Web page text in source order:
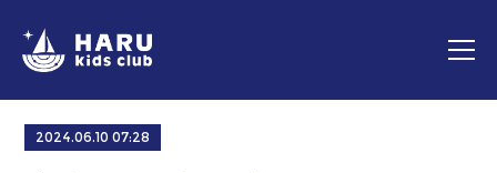
2024.06.10 07:28